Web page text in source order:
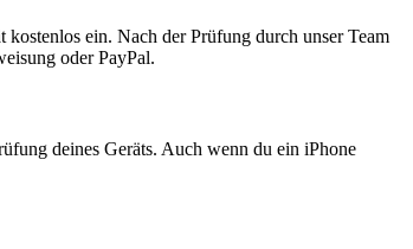
ein. Nach der Prüfung durch unser Team
oder PayPal.
deines Geräts. Auch wenn du ein iPhone